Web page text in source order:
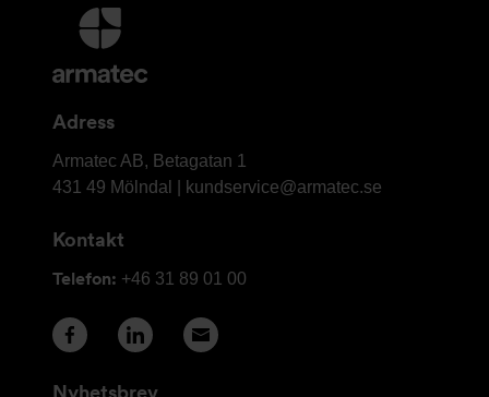
Ytterligare
information
och
Adress
Armatec
AB
Armatec AB, Betagatan 1
431 49 Mölndal |
kundservice@armatec.se
Kontakt
Telefon: +46 31 89 01 00
Nyhetsbrev